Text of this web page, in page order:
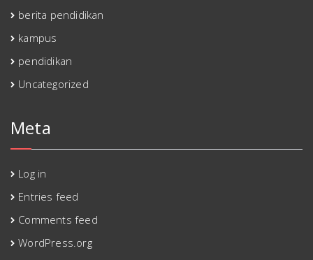
berita pendidikan
kampus
pendidikan
Uncategorized
Meta
Log in
Entries feed
Comments feed
WordPress.org